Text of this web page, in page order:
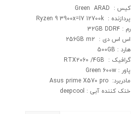
کیس : Green ARAD
پردازنده : Ryzen 9 3900x=I7 12700k
رم : 32GB DDR4
اس اس دی : 256GB m2
هارد : 500GB
گرافیک : RTX2060 /4GB
پاور : Green 600w
مادربرد: Asus prime X570 pro
خنک کننده آبی : deepcool